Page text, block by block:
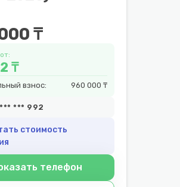
₸
₸
взнос: 960 000 ₸
*** 992
стоимость
телефон